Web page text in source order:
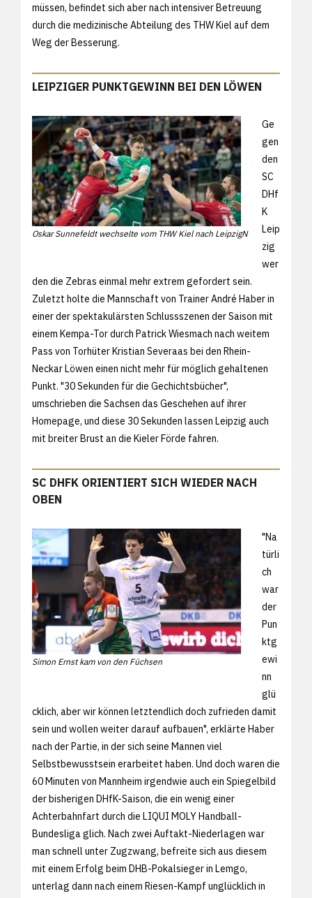
müssen, befindet sich aber nach intensiver Betreuung
durch die medizinische Abteilung des THW Kiel auf dem
Weg der Besserung.
LEIPZIGER PUNKTGEWINN BEI DEN LÖWEN
Oskar Sunnefeldt wechselte vom THW Kiel nach LeipzigN
Ge
gen
den
SC
DHf
K
Leip
zig
wer
den die Zebras einmal mehr extrem gefordert sein.
Zuletzt holte die Mannschaft von Trainer André Haber in
einer der spektakulärsten Schlussszenen der Saison mit
einem Kempa-Tor durch Patrick Wiesmach nach weitem
Pass von Torhüter Kristian Severaas bei den Rhein-
Neckar Löwen einen nicht mehr für möglich gehaltenen
Punkt. "30 Sekunden für die Gechichtsbücher",
umschrieben die Sachsen das Geschehen auf ihrer
Homepage, und diese 30 Sekunden lassen Leipzig auch
mit breiter Brust an die Kieler Förde fahren.
SC DHFK ORIENTIERT SICH WIEDER NACH
OBEN
Simon Ernst kam von den Füchsen
"Na
türli
ch
war
der
Pun
ktg
ewi
nn
glü
cklich, aber wir können letztendlich doch zufrieden damit
sein und wollen weiter darauf aufbauen", erklärte Haber
nach der Partie, in der sich seine Mannen viel
Selbstbewusstsein erarbeitet haben. Und doch waren die
60 Minuten von Mannheim irgendwie auch ein Spiegelbild
der bisherigen DHfK-Saison, die ein wenig einer
Achterbahnfart durch die LIQUI MOLY Handball-
Bundesliga glich. Nach zwei Auftakt-Niederlagen war
man schnell unter Zugzwang, befreite sich aus diesem
mit einem Erfolg beim DHB-Pokalsieger in Lemgo,
unterlag dann nach einem Riesen-Kampf unglücklich in